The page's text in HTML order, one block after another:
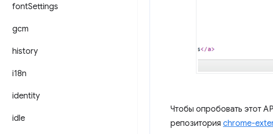
fontSettings
gcm
history
i18n
identity
idle
Чтобы опробовать этот
репозитория chrome-